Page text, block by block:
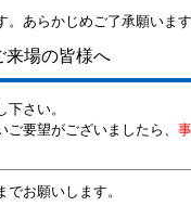
あらかじめご了承願います
来場の皆様へ
さい。
要望がございましたら、
お願いします。